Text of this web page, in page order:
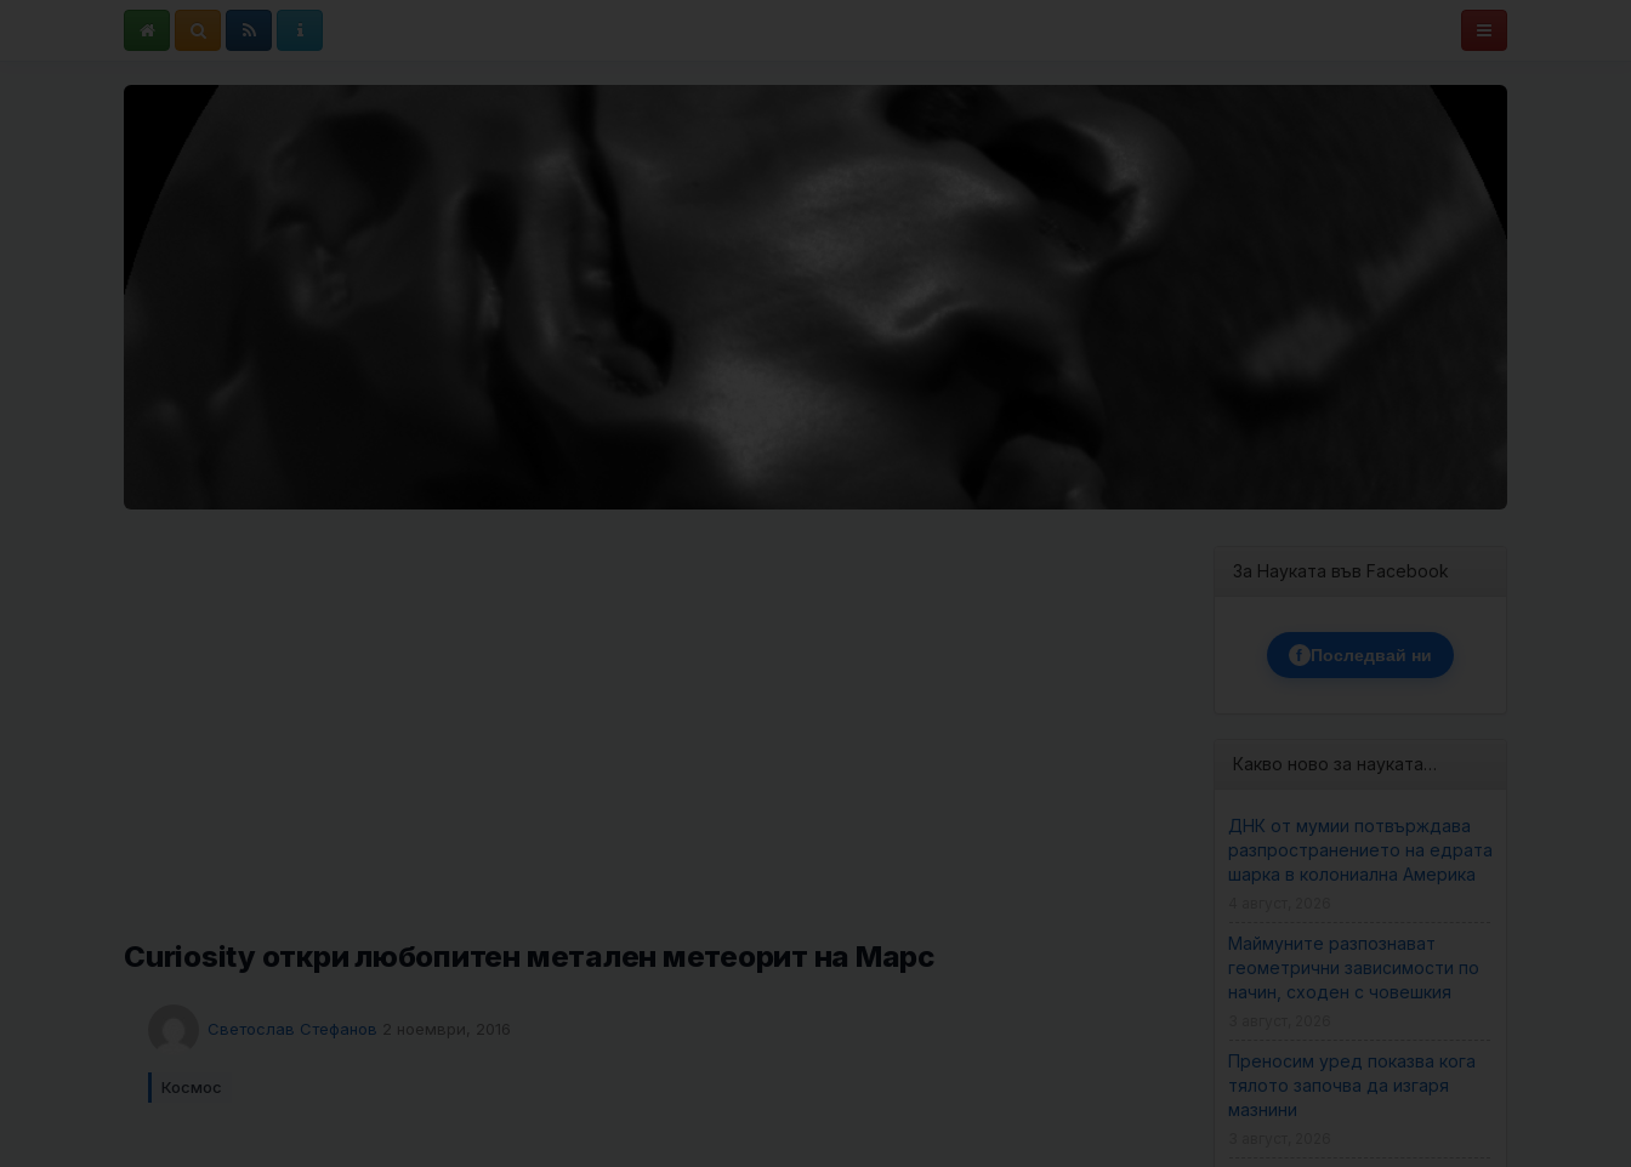
Curiosity откри любопитен метален метеорит на Марс
Светослав Стефанов 2 ноември, 2016
Космос
За Науката във Facebook
f Последвай ни
Какво ново за науката…
ДНК от мумии потвърждава
разпространението на едрата
шарка в колониална Америка
Маймуните разпознават
геометрични зависимости по
начин, сходен с човешкия
Преносим уред показва кога
тялото започва да изгаря
мазнини